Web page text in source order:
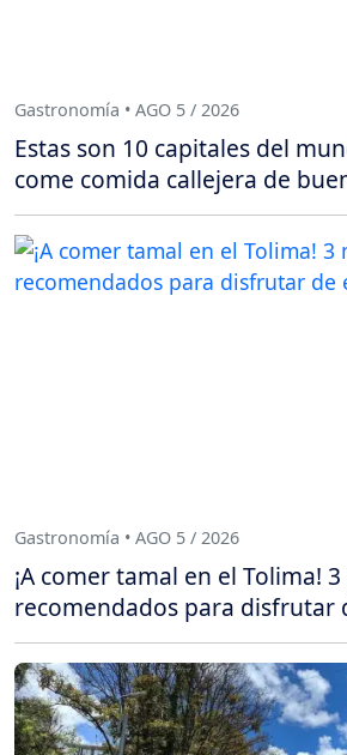
Gastronomía • AGO 5 / 2026
Estas son 10 capitales del
come comida callejera de
Gastronomía • AGO 5 / 2026
¡A comer tamal en el Tolima!
recomendados para disfrutar